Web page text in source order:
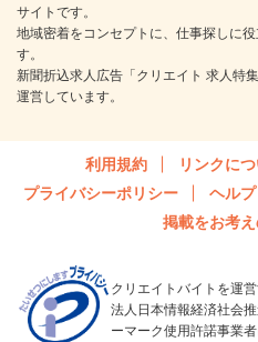
サイトです。
地域密着をコンセプトに、仕事探しに
す。
新聞折込求人広告「クリエイト 求人特
運営しています。
利用規約 リンクに
プライバシーポリシー
ヘルプ
掲載をお考
クリエイトバイトを運
法人日本情報経済社会
ーマーク使用許諾事業